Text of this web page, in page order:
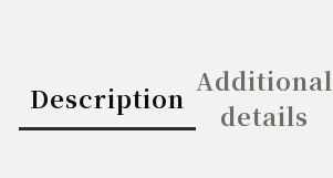
Description
Additional
details